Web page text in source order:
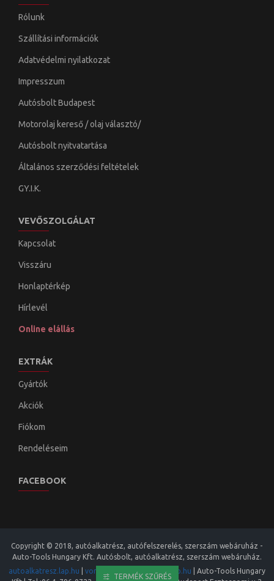
Rólunk
Szállítási információk
Adatvédelmi nyilatkozat
Impresszum
Autósbolt Budapest
Motorolaj kereső / olaj választó/
Autósbolt nyitvatartása
Általános szerződési feltételek
GY.I.K.
VEVŐSZOLGÁLAT
Kapcsolat
Visszáru
Honlaptérkép
Hírlevél
Online elállás
EXTRÁK
Gyártók
Akciók
Fiókom
Rendeléseim
FACEBOOK
Copyright © 2018, autóalkatrész, autófelszerelés, szerszám webáruház -
Auto-Tools Hungary Kft. Autósbolt, autóalkatrész, szerszám webáruház.
autoalkatresz.lap.hu
vonohorog.lap.hu auto.lap.hu
Auto-Tools Hungary
TERMÉK SZŰRÉS